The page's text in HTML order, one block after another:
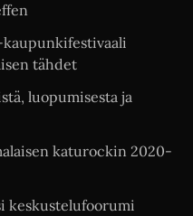
kaupunkifestivaali
tähdet
luopumisesta ja
katurockin 2020-
keskustelufoorumi